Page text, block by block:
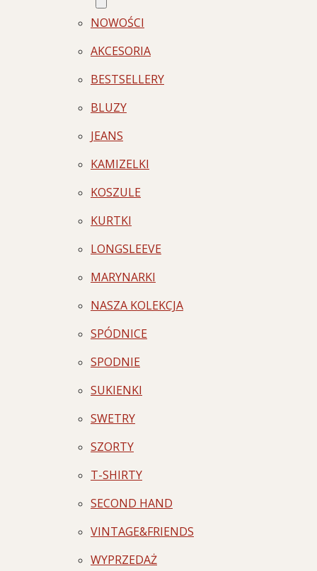
NOWOŚCI
AKCESORIA
BESTSELLERY
BLUZY
JEANS
KAMIZELKI
KOSZULE
KURTKI
LONGSLEEVE
MARYNARKI
NASZA KOLEKCJA
SPÓDNICE
SPODNIE
SUKIENKI
SWETRY
SZORTY
T-SHIRTY
SECOND HAND
VINTAGE&FRIENDS
WYPRZEDAŻ